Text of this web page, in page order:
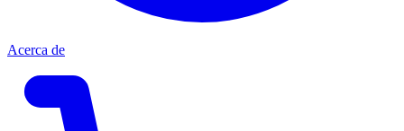
Acerca de